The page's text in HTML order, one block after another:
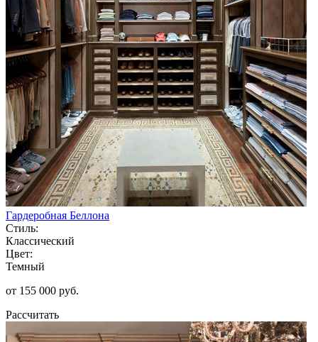
Гардеробная Беллона
Стиль:
Классический
Цвет:
Темный
от 155 000 руб.
Рассчитать